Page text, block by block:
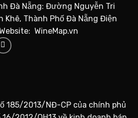
Đà Nẵng: Đường Nguyễn Tri
Khê, Thành Phố Đà Nẵng Điện
WineMap.vn
185/2013/NĐ-CP của chính phủ